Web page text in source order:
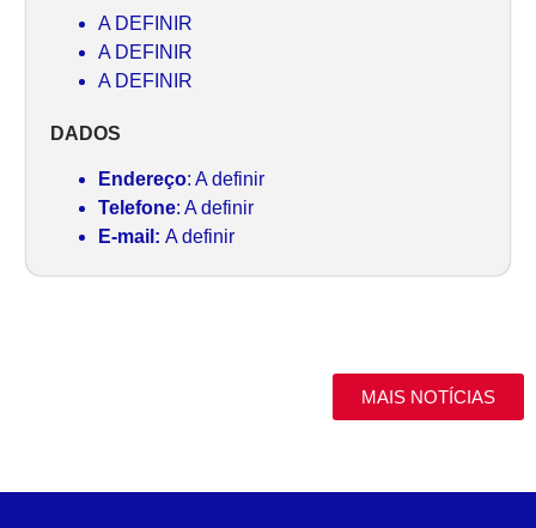
A DEFINIR
A DEFINIR
A DEFINIR
DADOS
Endereço: A definir
Telefone: A definir
E-mail: A definir
MAIS NOTÍCIAS